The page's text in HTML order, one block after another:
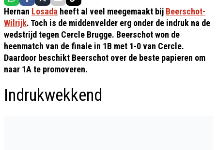
Hernan Losada heeft al veel meegemaakt bij Beerschot-
Wilrijk. Toch is de middenvelder erg onder de indruk na de
wedstrijd tegen Cercle Brugge. Beerschot won de
heenmatch van de finale in 1B met 1-0 van Cercle.
Daardoor beschikt Beerschot over de beste papieren om
naar 1A te promoveren.
Indrukwekkend